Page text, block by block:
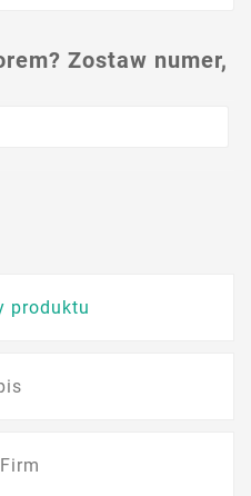
Zostaw numer,
produktu